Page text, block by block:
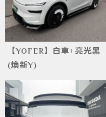
【YOFER】白車+亮光黑
(煥新Y)